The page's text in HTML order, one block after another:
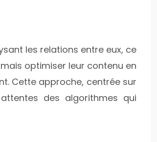
les relations entre eux, ce
optimiser leur contenu en
Cette approche, centrée sur
des algorithmes qui